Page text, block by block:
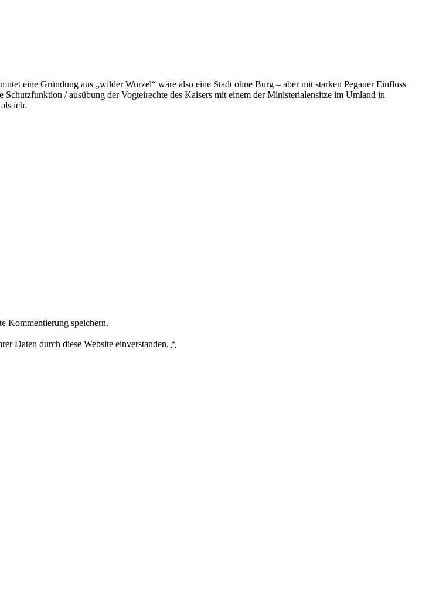
eine Gründung aus „wilder Wurzel“ wäre also eine Stadt ohne Burg – aber mit starken Pegauer Einfluss
/ ausübung der Vogteirechte des Kaisers mit einem der Ministerialensitze im Umland in
ich.
Kommentierung speichern.
Daten durch diese Website einverstanden. *